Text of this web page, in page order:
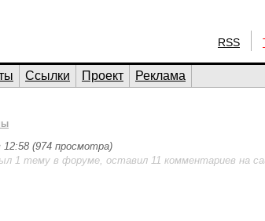
RSS
Ссылки Проект Реклама
12:58 (974 просмотра)
1 тему в форуме, оставил 11 комментариев на